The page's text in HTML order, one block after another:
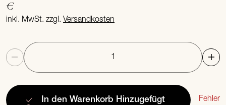
€
inkl. MwSt. zzgl.Versandkosten
Anzahl
In den Warenkorb Hinzugefügt Fehler